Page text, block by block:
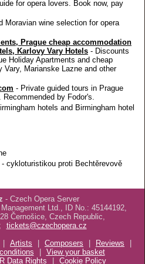
for opera lovers. Book now, pay
Moravian wine selection for opera
Prague cheap accommodation
Karlovy Vary Hotels - Discounts
Holiday Apartments and cheap
Vary, Marianske Lazne and other
- Private guided tours in Prague
by Fodor's.
hotels and Birmingham hotel
- cykloturistikou proti Bechtěrevově
- Czech Opera Server
Ltd., ID No.: 45144192,
Černošice, Czech Republic,
tickets@czechopera.cz
| Artists | Composers | Reviews
|
| View your basket
Data Rights | Cookie Policy